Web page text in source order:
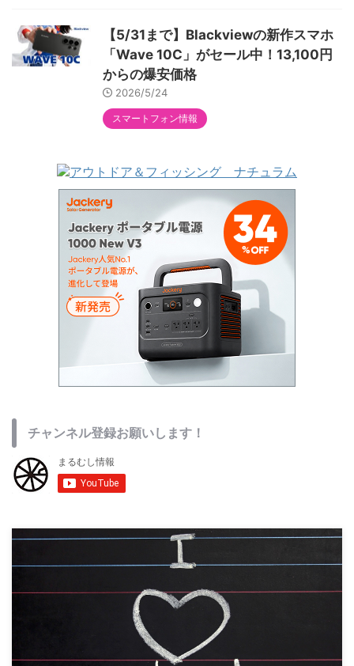
【5/31まで】Blackviewの新作スマホ
「Wave 10C」がセール中！13,100円
からの爆安価格
2026/5/24
スマートフォン情報
チャンネル登録お願いします！